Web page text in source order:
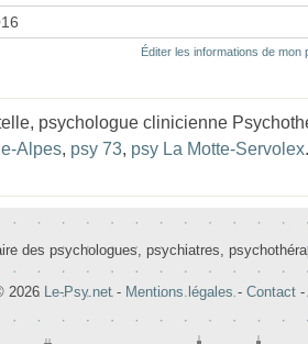
Éditer les informations de mon
psychologue clinicienne
Alpes, psy 73, psy La Motte-Servolex.
des psychologues, psychiatres,
2026 Le-Psy.net - Mentions légales - Contact -